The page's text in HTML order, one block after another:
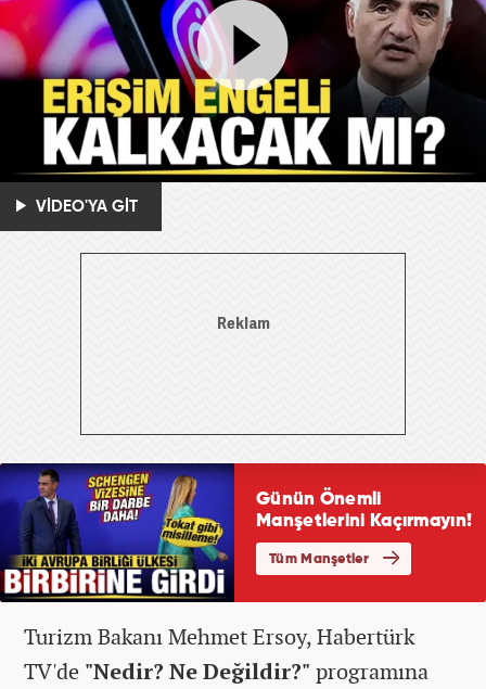
VİDEO'YA GİT
Turizm Bakanı Mehmet Ersoy, Habertürk
TV'de "Nedir? Ne Değildir?" programına